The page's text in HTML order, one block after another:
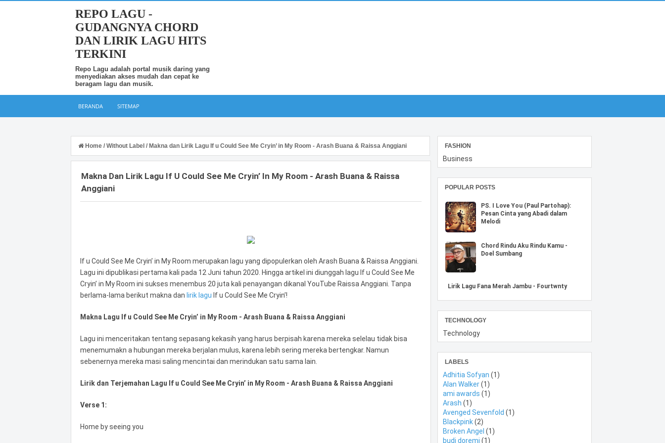
REPO LAGU -
GUDANGNYA CHORD
DAN LIRIK LAGU HITS
TERKINI
Repo Lagu adalah portal musik daring yang
menyediakan akses mudah dan cepat ke
beragam lagu dan musik.
BERANDA SITEMAP
Home / Without Label / Makna dan Lirik Lagu If u Could See Me Cryin’ in My Room - Arash Buana & Raissa Anggiani
Makna Dan Lirik Lagu If U Could See Me Cryin’ In My Room - Arash Buana & Raissa
Anggiani
If u Could See Me Cryin’ in My Room merupakan lagu yang dipopulerkan oleh Arash Buana & Raissa Anggiani.
Lagu ini dipublikasi pertama kali pada 12 Juni tahun 2020. Hingga artikel ini diunggah lagu If u Could See Me
Cryin’ in My Room ini sukses menembus 20 juta kali penayangan dikanal YouTube Raissa Anggiani. Tanpa
berlama-lama berikut makna dan lirik lagu If u Could See Me Cryin’!
Makna Lagu If u Could See Me Cryin’ in My Room - Arash Buana & Raissa Anggiani
Lagu ini menceritakan tentang sepasang kekasih yang harus berpisah karena mereka selelau tidak bisa
menemumakn a hubungan mereka berjalan mulus, karena lebih sering mereka bertengkar. Namun
sebenernya mereka masi saling mencintai dan merindukan satu sama lain.
Lirik dan Terjemahan Lagu If u Could See Me Cryin’ in My Room - Arash Buana & Raissa Anggiani
Verse 1:
Home by seeing you
FASHION
Business
POPULAR POSTS
PS. I Love You (Paul Partohap):
Pesan Cinta yang Abadi dalam
Melodi
Chord Rindu Aku Rindu Kamu -
Doel Sumbang
Lirik Lagu Fana Merah Jambu - Fourtwnty
TECHNOLOGY
Technology
LABELS
Adhitia Sofyan (1)
Alan Walker (1)
ami awards (1)
Arash (1)
Avenged Sevenfold (1)
Blackpink (2)
Broken Angel (1)
budi doremi (1)